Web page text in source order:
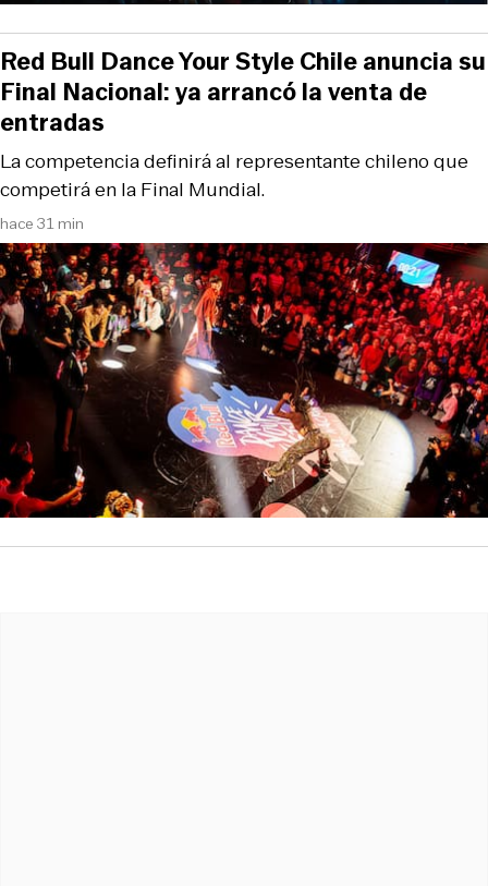
hace 31 min
La competencia definirá al representante chileno que
competirá en la Final Mundial.
Red Bull Dance Your Style Chile anuncia su
Final Nacional: ya arrancó la venta de
entradas